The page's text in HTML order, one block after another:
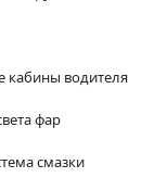
кабины водителя
фар
смазки